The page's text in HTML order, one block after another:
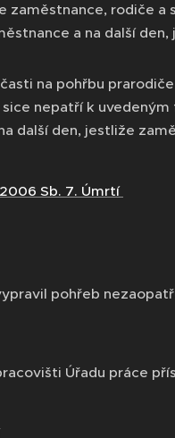
zaměstnance, rodiče a
a na další
na pohřbu
nepatří k
další den, jestliže
Sb. 7. Úmrtí
pohřeb
Úřadu práce